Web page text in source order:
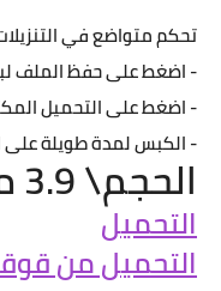
تحكم متواضع في
- اضغط على حفظ الملف
- اضغط على التحميل
- الكبس لمدة طويلة على
الحجم\ 3.9 ميقا
التحميل
التحميل من